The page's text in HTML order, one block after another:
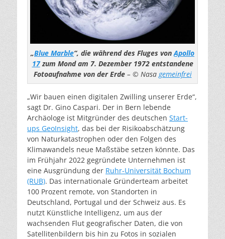
„Blue Marble“, die während des Fluges vonApollo
17zum Mond am 7. Dezember 1972 entstandene
Fotoaufnahme von der Erde– © Nasa gemeinfrei
„Wir bauen einen digitalen Zwilling unserer Erde“,
sagt Dr. Gino Caspari. Der in Bern lebende
Archäologe ist Mitgründer des deutschen Start-
ups GeoInsight, das bei der Risiko­abschätzung
von Naturkatastrophen oder den Folgen des
Klimawandels neue Maßstäbe setzen könnte. Das
im Frühjahr 2022 gegründete Unternehmen ist
eine Ausgründung der Ruhr-Universität Bochum
(RUB). Das internationale Gründerteam arbeitet
100 Prozent remote, von Standorten in
Deutschland, Portugal und der Schweiz aus. Es
nutzt Künstliche Intelligenz, um aus der
wachsenden Flut geografischer Daten, die von
Satellitenbildern bis hin zu Fotos in sozialen